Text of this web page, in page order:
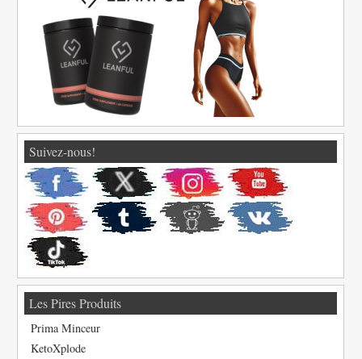
Suivez-nous!
Les Pires Produits
Prima Minceur
KetoXplode